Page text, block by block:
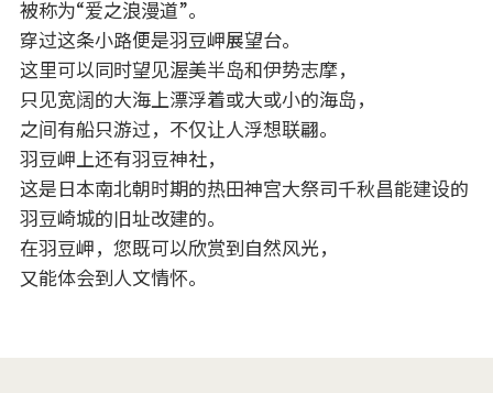
被称为“爱之浪漫道”。
穿过这条小路便是羽豆岬展望台。
这里可以同时望见渥美半岛和伊势志摩，
只见宽阔的大海上漂浮着或大或小的海岛，
之间有船只游过，不仅让人浮想联翩。
羽豆岬上还有羽豆神社，
这是日本南北朝时期的热田神宫大祭司千秋昌能建设的
羽豆崎城的旧址改建的。
在羽豆岬，您既可以欣赏到自然风光，
又能体会到人文情怀。